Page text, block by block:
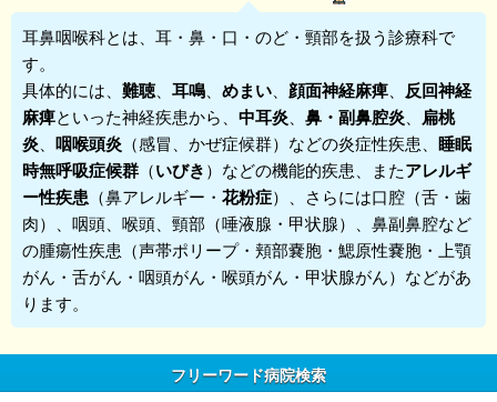
耳鼻咽喉科とは、耳・鼻・口・のど・頸部を扱う診療科で
す。
具体的には、 難聴、 耳鳴 めまい 顔面神経麻痺
反回神経
麻痺といった神経疾患から、 中耳炎 鼻・副鼻腔炎
扁桃
炎
咽喉頭炎 （感冒、かぜ症候群）などの炎症性疾患、 睡眠
時無呼吸症候群 （いびき）などの機能的疾患、またアレルギ
ー性疾患 （鼻アレルギー・ 花粉症）、さらには口腔（舌・歯
肉）、咽頭、喉頭、頸部（唾液腺・甲状腺）、鼻副鼻腔など
の腫瘍性疾患（声帯ポリープ・頬部嚢胞・鰓原性嚢胞・上顎
がん・舌がん・咽頭がん・喉頭がん・甲状腺がん）などがあ
ります。
フリーワード病院検索